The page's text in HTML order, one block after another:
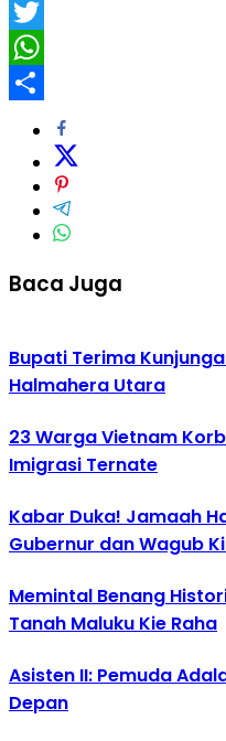
Facebook
Twitter
WhatsApp
Baca Juga
Bupati Terima
Halmahera Utara
23 Warga Vietnam
Imigrasi Ternate
Kabar Duka! Jamaah
Gubernur dan Wagub
Memintal Benang
Tanah Maluku Kie Raha
Asisten II: Pemuda
Depan